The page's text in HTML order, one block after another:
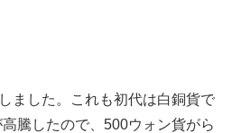
ました。これも初代は白銅貨で
騰したので、500ウォン貨がら